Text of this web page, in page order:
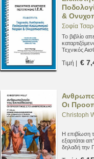
&
Σοφία
Το βιβλίο
Τεχνικός
περάσουν
Τιμή | €
Οι
Christoph
Η επιβίωση
εξαρτάται
δηλαδή την